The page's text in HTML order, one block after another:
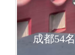
“食安巴
成都54